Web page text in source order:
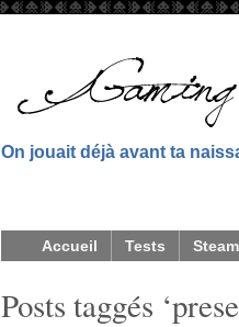
On jouait déjà avant ta
Accueil Tests Steam
Posts taggés